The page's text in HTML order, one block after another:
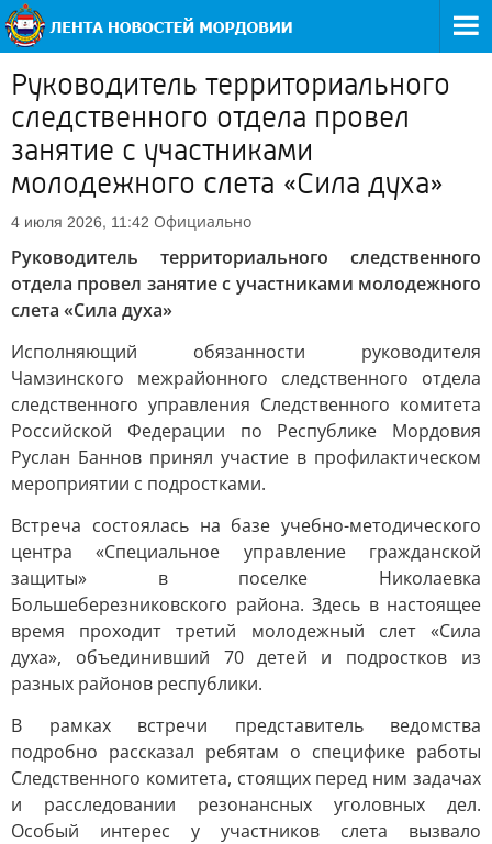
Руководитель территориального
следственного отдела провел
занятие с участниками
молодежного слета «Сила духа»
4 июля 2026, 11:42 Официально
Руководитель территориального следственного
отдела провел занятие с участниками молодежного
слета «Сила духа»
Исполняющий обязанности руководителя
Чамзинского межрайонного следственного отдела
следственного управления Следственного комитета
Российской Федерации по Республике Мордовия
Руслан Баннов принял участие в профилактическом
мероприятии с подростками.
Встреча состоялась на базе учебно-методического
центра «Специальное управление гражданской
защиты» в поселке Николаевка
Большеберезниковского района. Здесь в настоящее
время проходит третий молодежный слет «Сила
духа», объединивший 70 детей и подростков из
разных районов республики.
В рамках встречи представитель ведомства
подробно рассказал ребятам о специфике работы
Следственного комитета, стоящих перед ним задачах
и расследовании резонансных уголовных дел.
Особый интерес у участников слета вызвало